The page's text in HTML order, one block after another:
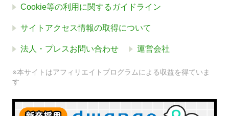
Cookie等の利用に関するガイドライン
サイトアクセス情報の取得について
法人・プレスお問い合わせ 運営会社
※本サイトはアフィリエイトプログラムによる収益を得ていま
す